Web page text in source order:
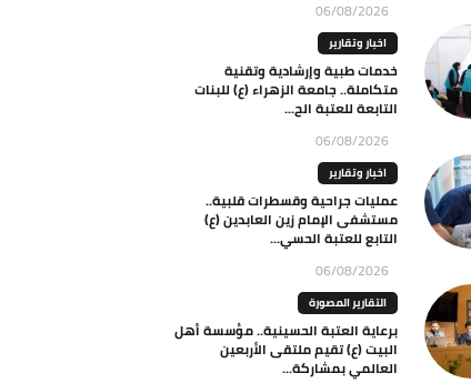
06/08/2026
اخبار وتقارير
خدمات طبية وإرشادية وتقنية
متكاملة.. جامعة الزهراء (ع) للبنات
التابعة للعتبة الح...
06/08/2026
اخبار وتقارير
عمليات جراحية وقسطرات قلبية..
مستشفى الإمام زين العابدين (ع)
التابع للعتبة الحسي...
06/08/2026
التقارير المصورة
برعاية العتبة الحسينية.. مؤسسة أهل
البيت (ع) تقيم ملتقى الأربعين
العالمي بمشاركة...